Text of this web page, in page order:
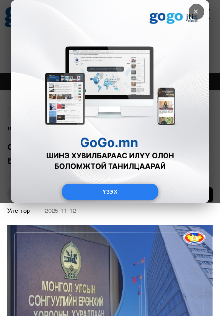
×
ҮЗЭХ
Зурхай
8.08
Онцлох Шинэ
"Ерөнхийлөгчийн сонгуулиас өмнө
санал тоолох төхөөрөмжийн нөхөн
бүрдүүлэлт хийх шаардлагатай"
Улс төр 2025-11-12